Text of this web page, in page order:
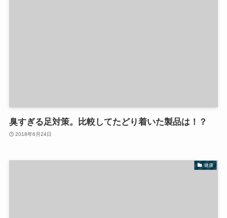
臭すぎる足対策。比較してたどり着いた製品は！？
2018年6月24日
健康